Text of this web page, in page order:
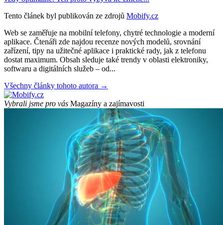
Tento článek byl publikován ze zdrojů Mobify.cz
Web se zaměřuje na mobilní telefony, chytré technologie a moderní
aplikace. Čtenáři zde najdou recenze nových modelů, srovnání
zařízení, tipy na užitečné aplikace i praktické rady, jak z telefonu
dostat maximum. Obsah sleduje také trendy v oblasti elektroniky,
softwaru a digitálních služeb – od...
Všechny články tohoto autora →
Vybrali jsme pro vás Magazíny a zajímavosti